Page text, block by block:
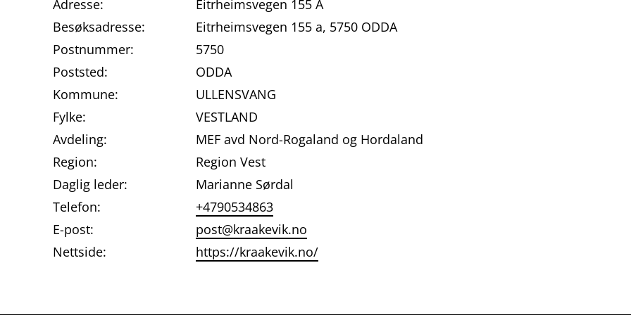
Adresse:
Eitrheimsvegen 155 A
Besøksadresse:
Eitrheimsvegen 155 a, 5750 ODDA
Postnummer:
5750
Poststed:
ODDA
Kommune:
ULLENSVANG
Fylke:
VESTLAND
Avdeling:
MEF avd Nord-Rogaland og Hordaland
Region:
Region Vest
Daglig leder:
Marianne Sørdal
Telefon:
+4790534863
E-post:
post@kraakevik.no
Nettside:
https://kraakevik.no/